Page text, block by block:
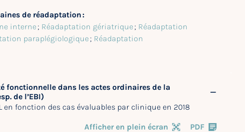
de réadaptation :
interne ; Réadaptation gériatrique ; Réadaptation
paraplégiologique ; Réadaptation
fonctionnelle dans les actes ordinaires de la
de l’EBI)
fonction des cas évaluables par clinique en 2018
Afficher en plein écran PDF